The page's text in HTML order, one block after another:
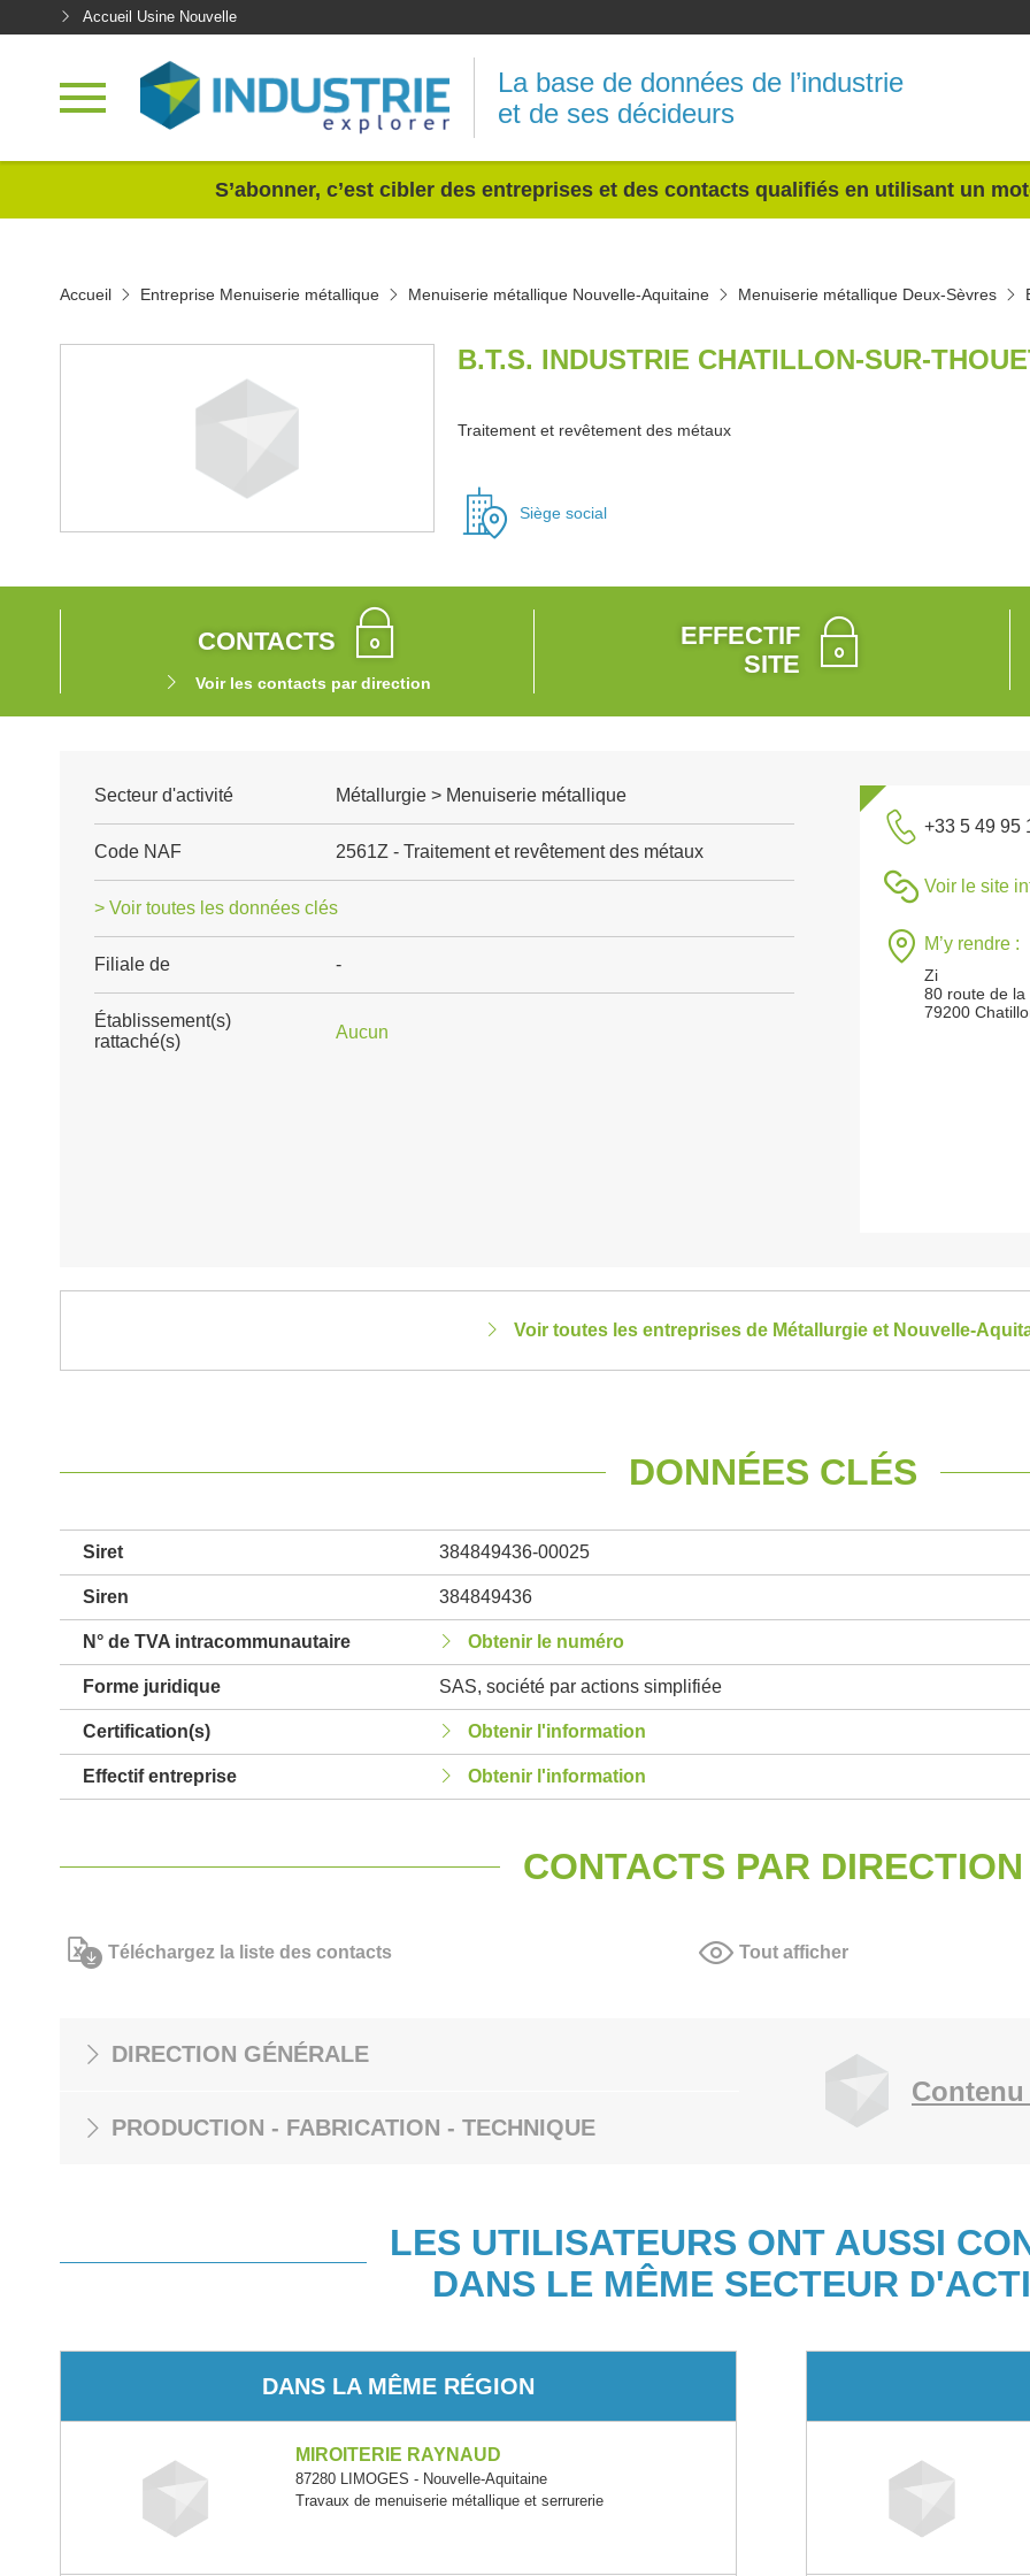
Accueil Usine Nouvelle
La base de données de l’industrie
et de ses décideurs
S’abonner, c’est cibler des entreprises et des contacts qualifiés en utilisant un
Accueil Entreprise Menuiserie métallique Menuiserie métallique Nouvelle-Aquitaine Menuiserie métallique Deux-Sèvres
B.T.S. INDUSTRIE CHATILLON-SUR-
Traitement et revêtement des métaux
Siège social
CONTACTS
Voir les contacts par direction
EFFECTIF
SITE
Secteur d'activité Métallurgie > Menuiserie métallique
Code NAF 2561Z - Traitement et revêtement des métaux
> Voir toutes les données clés
Filiale de -
Établissement(s)
rattaché(s)
Aucun
+33 5 49 95
Voir le site
M’y rendre :
Zi
80 route de
79200
Voir toutes les entreprises de Métallurgie et Nouvelle-
DONNÉES CLÉS
Siret 384849436-00025
Siren 384849436
N° de TVA intracommunautaire Obtenir le numéro
Forme juridique SAS, société par actions simplifiée
Certification(s) Obtenir l'information
Effectif entreprise Obtenir l'information
CONTACTS PAR DIRECTION
Téléchargez la liste des contacts Tout afficher
DIRECTION GÉNÉRALE
PRODUCTION - FABRICATION - TECHNIQUE
LES UTILISATEURS ONT AUSSI
DANS LE MÊME SECTEUR
DANS LA MÊME RÉGION
MIROITERIE RAYNAUD
87280 LIMOGES - Nouvelle-Aquitaine
Travaux de menuiserie métallique et serrurerie